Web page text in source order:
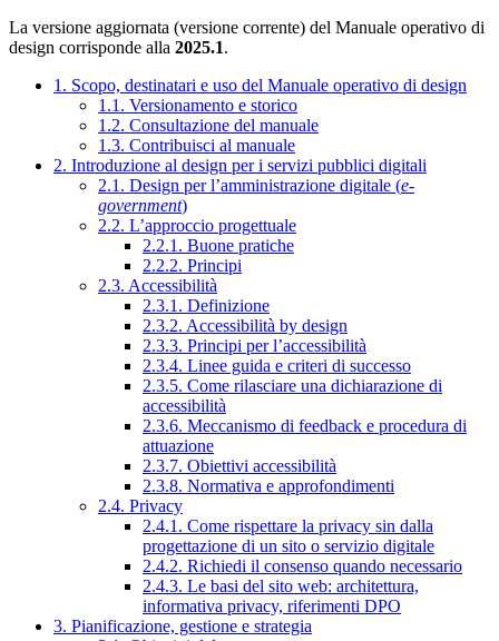
La versione aggiornata (versione corrente) del Manuale operativo di
design corrisponde alla 2025.1.
1. Scopo, destinatari e uso del Manuale operativo di design
1.1. Versionamento e storico
1.2. Consultazione del manuale
1.3. Contribuisci al manuale
2. Introduzione al design per i servizi pubblici digitali
2.1. Design per l’amministrazione digitale (e-
government)
2.2. L’approccio progettuale
2.2.1. Buone pratiche
2.2.2. Principi
2.3. Accessibilità
2.3.1. Definizione
2.3.2. Accessibilità by design
2.3.3. Principi per l’accessibilità
2.3.4. Linee guida e criteri di successo
2.3.5. Come rilasciare una dichiarazione di
accessibilità
2.3.6. Meccanismo di feedback e procedura di
attuazione
2.3.7. Obiettivi accessibilità
2.3.8. Normativa e approfondimenti
2.4. Privacy
2.4.1. Come rispettare la privacy sin dalla
progettazione di un sito o servizio digitale
2.4.2. Richiedi il consenso quando necessario
2.4.3. Le basi del sito web: architettura,
informativa privacy, riferimenti DPO
3. Pianificazione, gestione e strategia